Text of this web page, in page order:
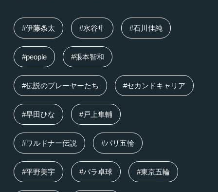
#伊藤条太 #水谷隼 #石川佳純
#people #張本智和
#伝説のプレーヤーたち #セカンドキャリア
#早田ひな #戸上隼輔
#ワルドナー伝説 #パリ五輪
#平野美宇 #パラ卓球 #東京五輪